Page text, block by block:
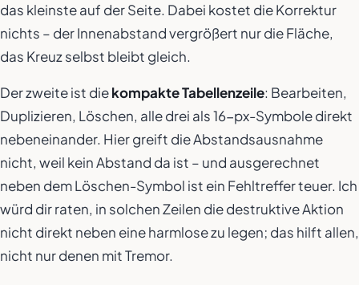
das kleinste auf der Seite. Dabei kostet die Korrektur
nichts – der Innenabstand vergrößert nur die Fläche,
das Kreuz selbst bleibt gleich.
Der zweite ist diekompakte Tabellenzeile: Bearbeiten,
Duplizieren, Löschen, alle drei als 16-px-Symbole direkt
nebeneinander. Hier greift die Abstandsausnahme
nicht, weil kein Abstand da ist – und ausgerechnet
neben dem Löschen-Symbol ist ein Fehltreffer teuer. Ich
würd dir raten, in solchen Zeilen die destruktive Aktion
nicht direkt neben eine harmlose zu legen; das hilft allen,
nicht nur denen mit Tremor.